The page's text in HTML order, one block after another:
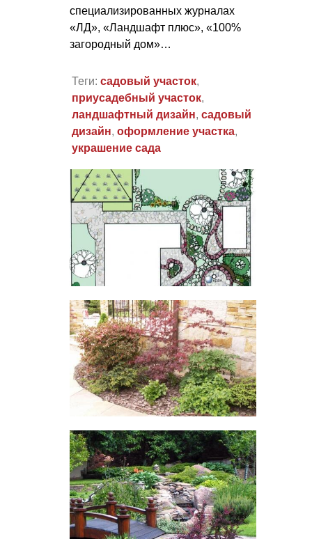
специализированных журналах
«ЛД», «Ландшафт плюс», «100%
загородный дом»…
Теги: садовый участок,
приусадебный участок,
ландшафтный дизайн, садовый
дизайн, оформление участка,
украшение сада